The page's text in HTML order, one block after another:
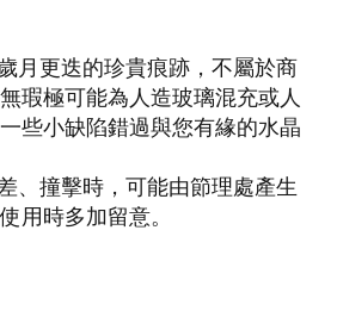
月更迭的珍貴痕跡，不屬於商
瑕極可能為人造玻璃混充或人
些小缺陷錯過與您有緣的水晶
、撞擊時，可能由節理處產生
用時多加留意。